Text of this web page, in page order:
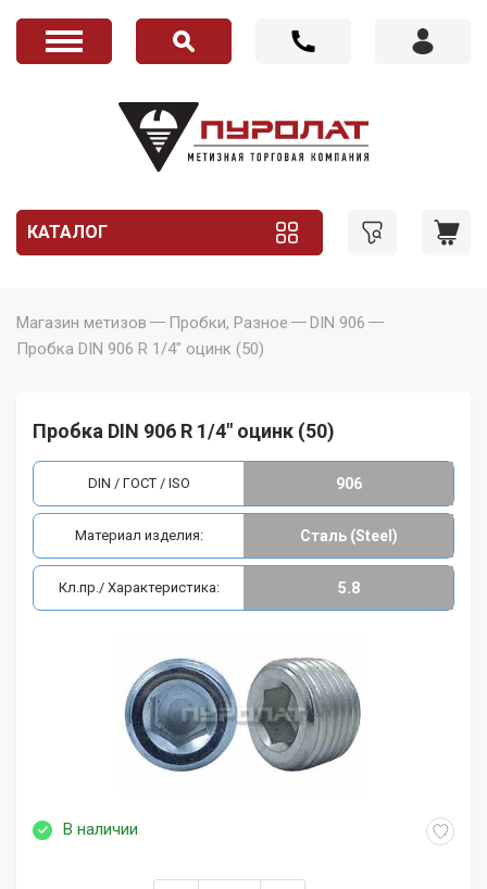
КАТАЛОГ
Магазин метизов Пробки, Разное
DIN 906
Пробка DIN 906 R 1/4" оцинк (50)
Пробка DIN 906 R 1/4" оцинк (50)
В наличии
DIN / ГОСТ / ISO 906
Материал изделия: Сталь (Steel)
Кл.пр./ Характеристика: 5.8